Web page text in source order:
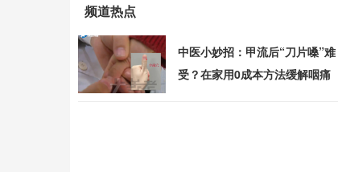
频道热点
中医小妙招：甲流后“刀片嗓”难
受？在家用0成本方法缓解咽痛